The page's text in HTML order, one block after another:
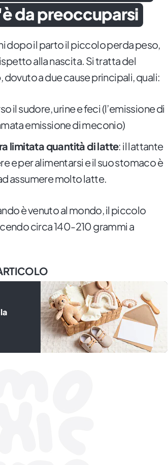
da preoccuparsi
dopo il parto il piccolo perda peso,
alla nascita. Si tratta del
, dovuto a due cause principali, quali:
il sudore, urine e feci (l’emissione di
emissione di meconio)
limitata quantità di latte: il lattante
e per alimentarsi e il suo stomaco è
assumere molto latte.
è venuto al mondo, il piccolo
circa 140-210 grammi a